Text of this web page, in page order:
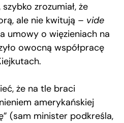
zrozumiał, że
ale nie kwitują – vide
umowy o więzieniach na
owocną współpracę
że na tle braci
amerykańskiej
(sam minister podkreśla,